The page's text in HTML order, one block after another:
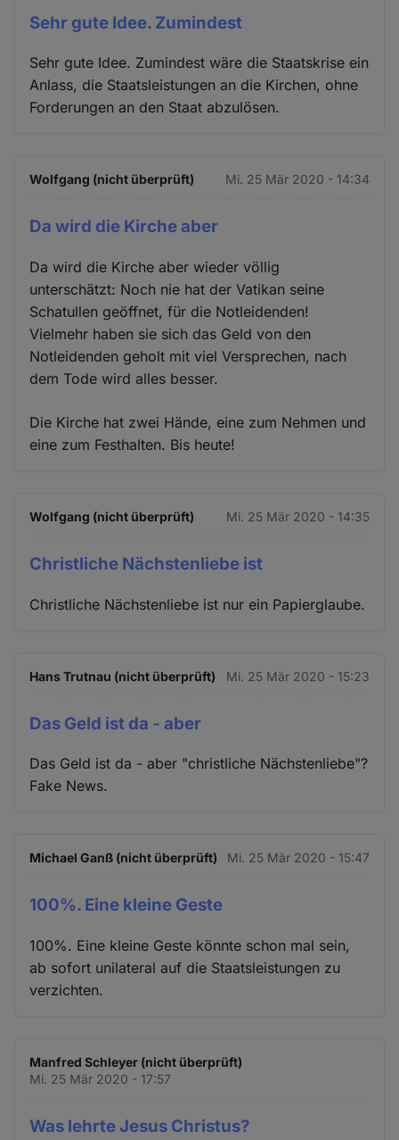
Sehr gute Idee. Zumindest
Sehr gute Idee. Zumindest wäre die Staatskrise ein
Anlass, die Staatsleistungen an die Kirchen, ohne
Forderungen an den Staat abzulösen.
Wolfgang (nicht überprüft) Mi. 25 Mär 2020 - 14:34
Da wird die Kirche aber
Da wird die Kirche aber wieder völlig
unterschätzt: Noch nie hat der Vatikan seine
Schatullen geöffnet, für die Notleidenden!
Vielmehr haben sie sich das Geld von den
Notleidenden geholt mit viel Versprechen, nach
dem Tode wird alles besser.
Die Kirche hat zwei Hände, eine zum Nehmen und
eine zum Festhalten. Bis heute!
Wolfgang (nicht überprüft) Mi. 25 Mär 2020 - 14:35
Christliche Nächstenliebe ist
Christliche Nächstenliebe ist nur ein Papierglaube.
Hans Trutnau (nicht überprüft) Mi. 25 Mär 2020 - 15:23
Das Geld ist da - aber
Das Geld ist da - aber "christliche Nächstenliebe"?
Fake News.
Michael Ganß (nicht überprüft) Mi. 25 Mär 2020 - 15:47
100%. Eine kleine Geste
100%. Eine kleine Geste könnte schon mal sein,
ab sofort unilateral auf die Staatsleistungen zu
verzichten.
Manfred Schleyer (nicht überprüft)
Mi. 25 Mär 2020 - 17:57
Was lehrte Jesus Christus?